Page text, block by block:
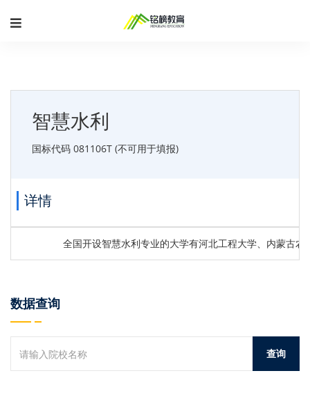
智慧水利
国标代码 081106T (不可用于填报)
详情
全国开设智慧水利专业的大学有河北工程大学、内蒙古
数据查询